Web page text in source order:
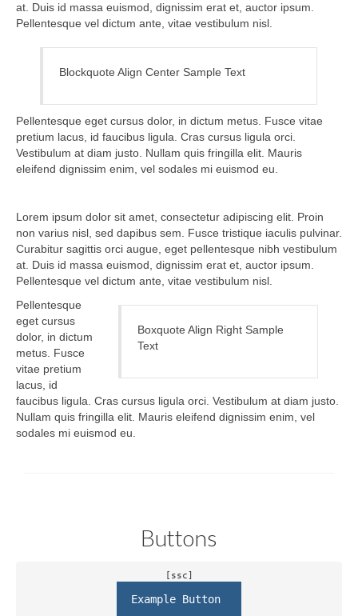
at. Duis id massa euismod, dignissim erat et, auctor ipsum.
Pellentesque vel dictum ante, vitae vestibulum nisl.
Blockquote Align Center Sample Text
Pellentesque eget cursus dolor, in dictum metus. Fusce vitae
pretium lacus, id faucibus ligula. Cras cursus ligula orci.
Vestibulum at diam justo. Nullam quis fringilla elit. Mauris
eleifend dignissim enim, vel sodales mi euismod eu.
Lorem ipsum dolor sit amet, consectetur adipiscing elit. Proin
non varius nisl, sed dapibus sem. Fusce tristique iaculis pulvinar.
Curabitur sagittis orci augue, eget pellentesque nibh vestibulum
at. Duis id massa euismod, dignissim erat et, auctor ipsum.
Pellentesque vel dictum ante, vitae vestibulum nisl.
Boxquote Align Right Sample
Text
Pellentesque
eget cursus
dolor, in dictum
metus. Fusce
vitae pretium
lacus, id
faucibus ligula. Cras cursus ligula orci. Vestibulum at diam justo.
Nullam quis fringilla elit. Mauris eleifend dignissim enim, vel
sodales mi euismod eu.
Buttons
Example Button